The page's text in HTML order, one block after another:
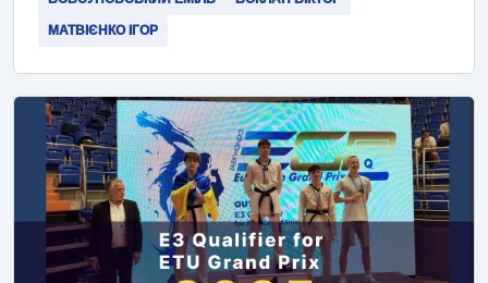
МАТВІЄНКО ІГОР